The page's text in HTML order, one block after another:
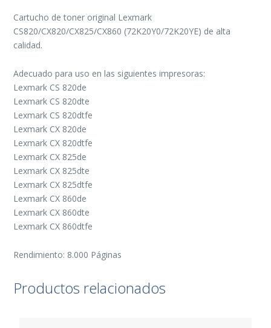
Cartucho de toner original Lexmark
CS820/CX820/CX825/CX860 (72K20Y0/72K20YE) de alta
calidad.
Adecuado para uso en las siguientes impresoras:
Lexmark CS 820de
Lexmark CS 820dte
Lexmark CS 820dtfe
Lexmark CX 820de
Lexmark CX 820dtfe
Lexmark CX 825de
Lexmark CX 825dte
Lexmark CX 825dtfe
Lexmark CX 860de
Lexmark CX 860dte
Lexmark CX 860dtfe
Rendimiento: 8.000 Páginas
Productos relacionados